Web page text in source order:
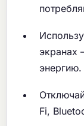
экранах
энергию.
Fi,